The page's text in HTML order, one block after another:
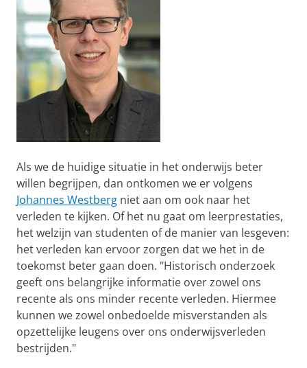
Als we de huidige situatie in het onderwijs beter
willen begrijpen, dan ontkomen we er volgens
Johannes Westberg niet aan om ook naar het
verleden te kijken. Of het nu gaat om leerprestaties,
het welzijn van studenten of de manier van lesgeven:
het verleden kan ervoor zorgen dat we het in de
toekomst beter gaan doen. "Historisch onderzoek
geeft ons belangrijke informatie over zowel ons
recente als ons minder recente verleden. Hiermee
kunnen we zowel onbedoelde misverstanden als
opzettelijke leugens over ons onderwijsverleden
bestrijden."